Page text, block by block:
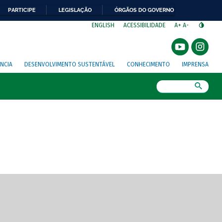
PARTICIPE LEGISLAÇÃO ÓRGÃOS DO GOVERNO
ENGLISH ACESSIBILIDADE A+ A-
DESENVOLVIMENTO SUSTENTÁVEL CONHECIMENTO IMPRENSA
de tela